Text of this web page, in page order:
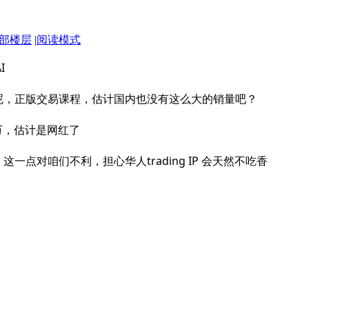
楼层 |阅读模式
正版交易课程，估计国内也没有这么大的销量吧？
估计是网红了
一点对咱们不利，担心华人trading IP 会天然不吃香